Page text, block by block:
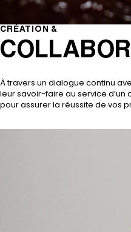
CRÉATION &
À travers un dialogue continu
leur savoir-faire au service
pour assurer la réussite de vos